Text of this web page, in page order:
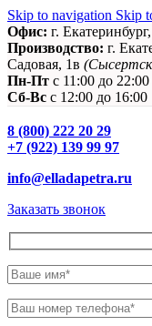
Skip to navigation Skip
Офис: г.
Производство: г.
Садовая, 1в
Пн-Пт c 11:00 до 22:00
Сб-Вс с 12:00 до 16:00
8 (800) 222 20 29
+7 (922) 139 99 97
info@elladapetra.ru
Заказать звонок